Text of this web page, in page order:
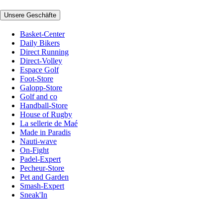
Unsere Geschäfte
Basket-Center
Daily Bikers
Direct Running
Direct-Volley
Espace Golf
Foot-Store
Galopp-Store
Golf and co
Handball-Store
House of Rugby
La sellerie de Maé
Made in Paradis
Nauti-wave
On-Fight
Padel-Expert
Pecheur-Store
Pet and Garden
Smash-Expert
Sneak'In